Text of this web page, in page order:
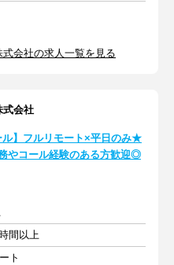
会社の求人一覧を見る
式会社
ル】フルリモート×平日のみ★
やコール経験のある方歓迎◎
間以上
ト